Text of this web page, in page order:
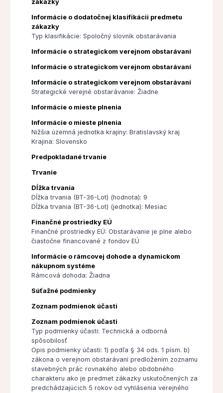
zákazky
Informácie o dodatočnej klasifikácii predmetu
zákazky
Typ klasifikácie: Spoločný slovník obstarávania
Informácie o strategickom verejnom obstarávaní
Informácie o strategickom verejnom obstarávaní
Informácie o strategickom verejnom obstarávaní
Strategické verejné obstarávanie: Žiadne
Informácie o mieste plnenia
Informácie o mieste plnenia
Nižšia územná jednotka krajiny: Bratislavský kraj
Krajina: Slovensko
Predpokladané trvanie
Trvanie
Dĺžka trvania
Dĺžka trvania (BT-36-Lot) (hodnota): 9
Dĺžka trvania (BT-36-Lot) (jednotka): Mesiac
Finančné prostriedky EÚ
Finančné prostriedky EÚ: Obstarávanie je plne alebo
čiastočne financované z fondov EÚ
Informácie o rámcovej dohode a dynamickom
nákupnom systéme
Rámcová dohoda: Žiadna
Súťažné podmienky
Zoznam podmienok účasti
Zoznam podmienok účasti
Typ podmienky účasti: Technická a odborná
spôsobilosť
Opis podmienky účasti: 1) podľa § 34 ods. 1 písm. b)
zákona o verejnom obstarávaní predložením zoznamu
stavebných prác rovnakého alebo obdobného
charakteru ako je predmet zákazky uskutočnených za
predchádzajúcich 5 rokov od vyhlásenia verejného